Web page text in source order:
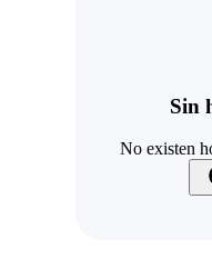
Sin
No existen